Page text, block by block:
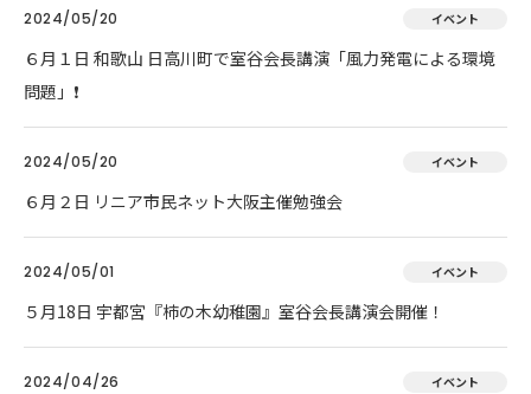
2024/05/20 イベント
６月１日 和歌山 日高川町で室谷会長講演「風力発電による環境
問題」❗
2024/05/20 イベント
６月２日 リニア市民ネット大阪主催勉強会
2024/05/01 イベント
５月18日 宇都宮『柿の木幼稚園』室谷会長講演会開催！
2024/04/26 イベント